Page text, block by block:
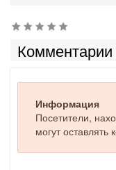
Комментарии
Информация
Посетители,
могут